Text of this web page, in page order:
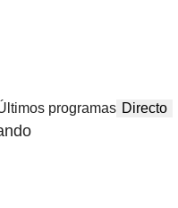
programas Directo